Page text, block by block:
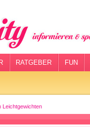
RATGEBER FUN
Leichtgewichten